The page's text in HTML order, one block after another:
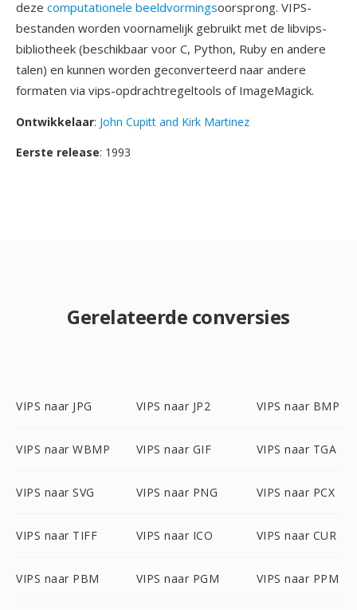
deze computationele beeldvormingsoorsprong. VIPS-
bestanden worden voornamelijk gebruikt met de libvips-
bibliotheek (beschikbaar voor C, Python, Ruby en andere
talen) en kunnen worden geconverteerd naar andere
formaten via vips-opdrachtregeltools of ImageMagick.
Ontwikkelaar: John Cupitt and Kirk Martinez
Eerste release: 1993
Gerelateerde conversies
VIPS naar JPG VIPS naar JP2 VIPS naar BMP
VIPS naar WBMP VIPS naar GIF VIPS naar TGA
VIPS naar SVG VIPS naar PNG VIPS naar PCX
VIPS naar TIFF VIPS naar ICO VIPS naar CUR
VIPS naar PBM VIPS naar PGM VIPS naar PPM